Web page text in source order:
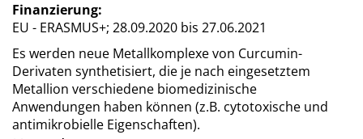
Finanzierung:
EU - ERASMUS+; 28.09.2020 bis 27.06.2021
Es werden neue Metallkomplexe von Curcumin-
Derivaten synthetisiert, die je nach eingesetztem
Metallion verschiedene biomedizinische
Anwendungen haben können (z.B. cytotoxische und
antimikrobielle Eigenschaften).